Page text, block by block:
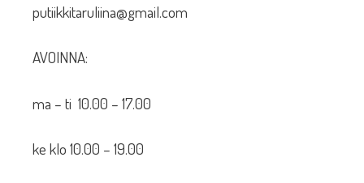
putiikkitaruliina@gmail.com
AVOINNA:
ma – ti 10.00 – 17.00
ke klo 10.00 – 19.00